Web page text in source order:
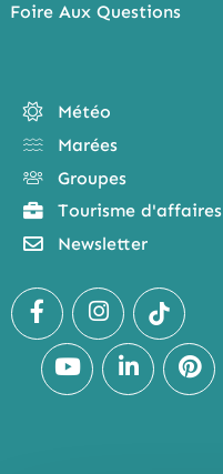
Foire Aux Questions
Météo
Marées
Groupes
Tourisme d'affaires
Newsletter